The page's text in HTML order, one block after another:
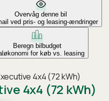
Overvåg denne bil
ved pris- og leasing-ændringer
Beregn bilbudget
for køb vs. leasing
4x4 (72 kWh)
4x4 (72 kWh)